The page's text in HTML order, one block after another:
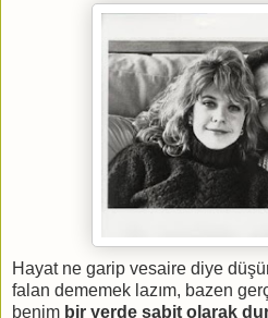
Hayat ne garip vesaire diye
falan dememek lazım, bazen
benim bir yerde sabit olarak